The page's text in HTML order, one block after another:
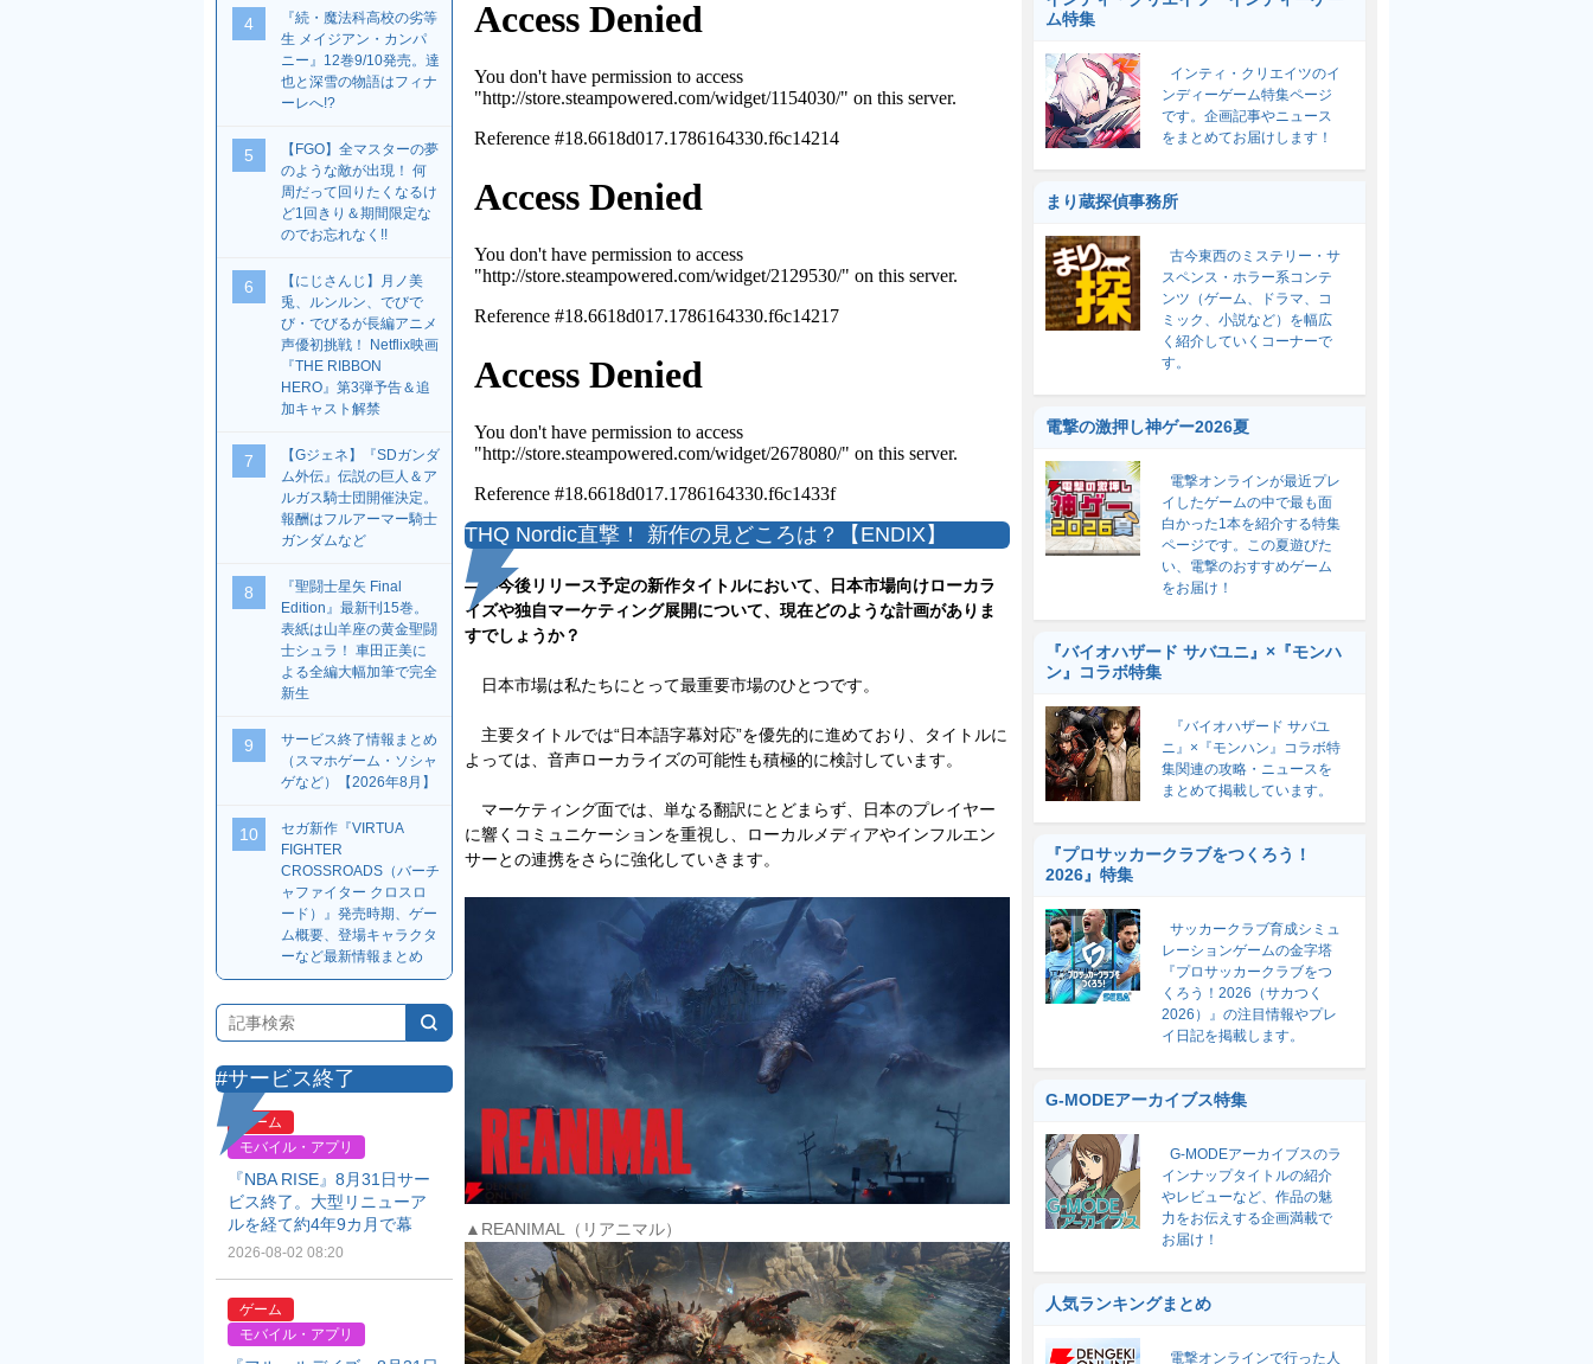
THQ Nordic直撃！ 新作の見どころは？【ENDIX】
――今後リリース予定の新作タイトルにおいて、日本市場向けローカラ
イズや独自マーケティング展開について、現在どのような計画がありま
すでしょうか？
日本市場は私たちにとって最重要市場のひとつです。
主要タイトルでは“日本語字幕対応”を優先的に進めており、タイトルに
よっては、音声ローカライズの可能性も積極的に検討しています。
マーケティング面では、単なる翻訳にとどまらず、日本のプレイヤー
に響くコミュニケーションを重視し、ローカルメディアやインフルエン
サーとの連携をさらに強化していきます。
▲REANIMAL（リアニマル）
4
『続・魔法科高校の劣等
生 メイジアン・カンパ
ニー』12巻9/10発売。達
也と深雪の物語はフィナ
ーレへ!?
5
【FGO】全マスターの夢
のような敵が出現！ 何
周だって回りたくなるけ
ど1回きり＆期間限定な
のでお忘れなく!!
6
【にじさんじ】月ノ美
兎、ルンルン、でびで
び・でびるが長編アニメ
声優初挑戦！ Netflix映画
『THE RIBBON
HERO』第3弾予告＆追
加キャスト解禁
7
【Gジェネ】『SDガンダ
ム外伝』伝説の巨人＆ア
ルガス騎士団開催決定。
報酬はフルアーマー騎士
ガンダムなど
8
『聖闘士星矢 Final
Edition』最新刊15巻。
表紙は山羊座の黄金聖闘
士シュラ！ 車田正美に
よる全編大幅加筆で完全
新生
9
サービス終了情報まとめ
（スマホゲーム・ソシャ
ゲなど）【2026年8月】
10
セガ新作『VIRTUA
FIGHTER
CROSSROADS（バーチ
ャファイター クロスロ
ード）』発売時期、ゲー
ム概要、登場キャラクタ
ーなど最新情報まとめ
#サービス終了
ゲーム
モバイル・アプリ
『NBA RISE』8月31日サー
ビス終了。大型リニューア
ルを経て約4年9カ月で幕
2026-08-02 08:20
ゲーム
モバイル・アプリ
ム特集
インティ・クリエイツのイ
ンディーゲーム特集ページ
です。企画記事やニュース
をまとめてお届けします！
まり蔵探偵事務所
古今東西のミステリー・サ
スペンス・ホラー系コンテ
ンツ（ゲーム、ドラマ、コ
ミック、小説など）を幅広
く紹介していくコーナーで
す。
電撃の激押し神ゲー2026夏
電撃オンラインが最近プレ
イしたゲームの中で最も面
白かった1本を紹介する特集
ページです。この夏遊びた
い、電撃のおすすめゲーム
をお届け！
『バイオハザード サバユニ』×『モンハ
ン』コラボ特集
『バイオハザード サバユ
ニ』×『モンハン』コラボ特
集関連の攻略・ニュースを
まとめて掲載しています。
『プロサッカークラブをつくろう！
2026』特集
サッカークラブ育成シミュ
レーションゲームの金字塔
『プロサッカークラブをつ
くろう！2026（サカつく
2026）』の注目情報やプレ
イ日記を掲載します。
G-MODEアーカイブス特集
G-MODEアーカイブスのラ
インナップタイトルの紹介
やレビューなど、作品の魅
力をお伝えする企画満載で
お届け！
人気ランキングまとめ
電撃オンラインで行った人